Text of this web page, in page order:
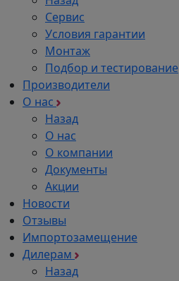
Сервис
Условия гарантии
Монтаж
Подбор и тестирование
Производители
О нас
Назад
О нас
О компании
Документы
Акции
Новости
Отзывы
Импортозамещение
Дилерам
Назад